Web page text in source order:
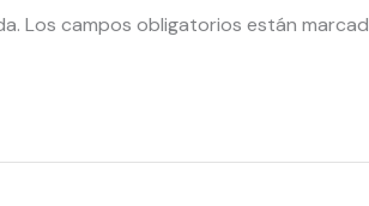
Los campos obligatorios están